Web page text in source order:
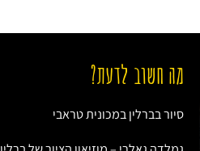
מה חשוב לדעת?
סיור בברלין במכונית טראבי